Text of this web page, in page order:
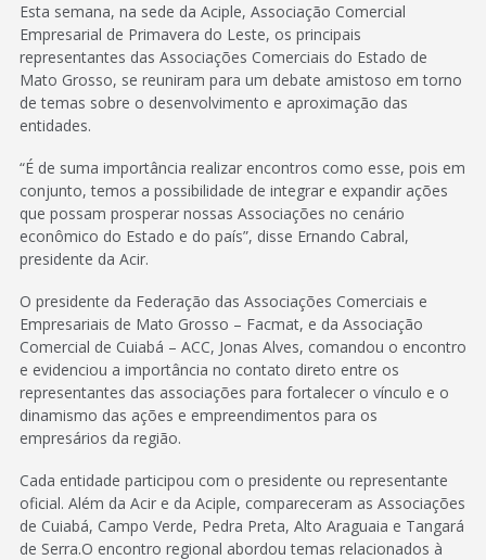
Esta semana, na sede da Aciple, Associação Comercial
Empresarial de Primavera do Leste, os principais
representantes das Associações Comerciais do Estado de
Mato Grosso, se reuniram para um debate amistoso em torno
de temas sobre o desenvolvimento e aproximação das
entidades.
“É de suma importância realizar encontros como esse, pois em
conjunto, temos a possibilidade de integrar e expandir ações
que possam prosperar nossas Associações no cenário
econômico do Estado e do país”, disse Ernando Cabral,
presidente da Acir.
O presidente da Federação das Associações Comerciais e
Empresariais de Mato Grosso – Facmat, e da Associação
Comercial de Cuiabá – ACC, Jonas Alves, comandou o encontro
e evidenciou a importância no contato direto entre os
representantes das associações para fortalecer o vínculo e o
dinamismo das ações e empreendimentos para os
empresários da região.
Cada entidade participou com o presidente ou representante
oficial. Além da Acir e da Aciple, compareceram as Associações
de Cuiabá, Campo Verde, Pedra Preta, Alto Araguaia e Tangará
de Serra.O encontro regional abordou temas relacionados à